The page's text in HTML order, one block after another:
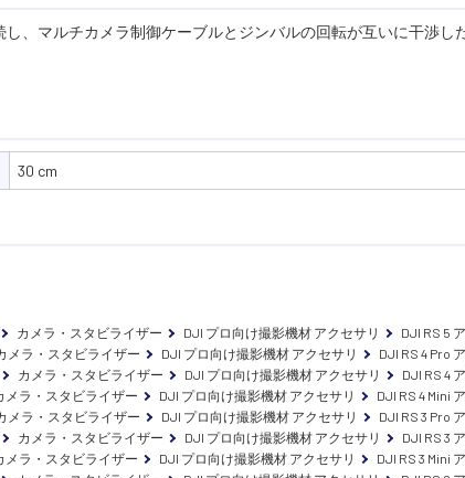
、マルチカメラ制御ケーブルとジンバルの回転が互いに干渉し
30 cm
カメラ・スタビライザー DJI プロ向け撮影機材 アクセサリ
DJI RS 5
メラ・スタビライザー DJI プロ向け撮影機材 アクセサリ
DJI RS 4 Pro
カメラ・スタビライザー DJI プロ向け撮影機材 アクセサリ
DJI RS 4
メラ・スタビライザー DJI プロ向け撮影機材 アクセサリ
DJI RS 4 Mini
メラ・スタビライザー DJI プロ向け撮影機材 アクセサリ
DJI RS 3 Pro
カメラ・スタビライザー DJI プロ向け撮影機材 アクセサリ
DJI RS 3
メラ・スタビライザー DJI プロ向け撮影機材 アクセサリ
DJI RS 3 Mini